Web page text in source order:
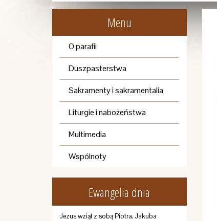
Menu
O parafii
Duszpasterstwa
Sakramenty i sakramentalia
Liturgie i nabożeństwa
Multimedia
Wspólnoty
Ewangelia dnia
Jezus wziął z sobą Piotra, Jakuba